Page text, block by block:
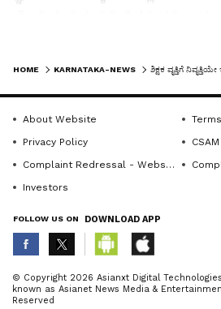
ಕೂಡಾ ತಮ್ಮ ಶಿಕ್ಷಕರಿಗೆ ಮೊದಲ ಗೌರವ
ಪ್ರೇಮಿ ವೆಂಕ್ಟಯ್ಯ ನಾಯ್ಕ
ವಹಿಸಿದ್ದರು.
ಜಿಪಂ ಮಾಜಿ ಸದಸ್ಯೆ ಸಿಂಧು ಭಾಸ್ಕರ
ಶಾಲಾ ಶಿಕ್ಷಕರ ಸಂಘದ ಸಂಘಟನಾ
ಮಾತನಾಡಿದರು.
ABOUT THE AUTHOR
K KannadaprabhaNewsNetwork
HOME KARNATAKA-NEWS ಶಿಕ್ಷಕ ವೃತ್ತಿಗೆ ನಿವೃತ್ತಿಯೇ
About Website
Privacy Policy
Complaint Redressal - Website
Investors
FOLLOW US ON DOWNLOAD APP
© Copyright 2026 Asianxt Digital
known as Asianet News Media &
Reserved